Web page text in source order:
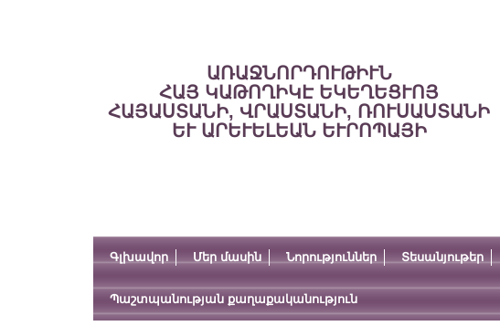
ԱՌԱՋՆՈՐԴՈՒԹԻՒՆ
ՀԱՅ ԿԱԹՈՂԻԿԷ ԵԿԵՂԵՑՒՈՅ
ՀԱՅԱՍՏԱՆԻ, ՎՐԱՍՏԱՆԻ, ՌՈՒՍԱՍՏԱՆԻ
ԵՒ ԱՐԵՒԵԼԵԱՆ ԵՒՐՈՊԱՅԻ
Գլխավոր Մեր մասին Նորություններ Տեսանյութեր
Պաշտպանության քաղաքականություն